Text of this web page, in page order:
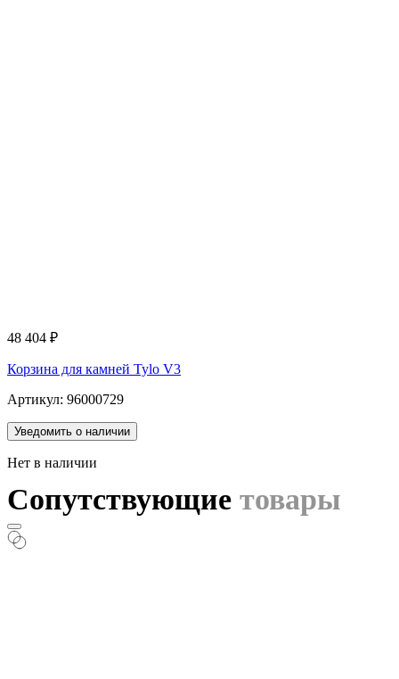
48 404 ₽
Корзина для камней Tylo V3
Артикул: 96000729
Уведомить о наличии
Нет в наличии
Сопутствующие товары